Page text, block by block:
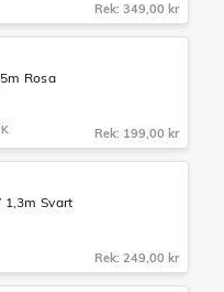
Rek: 349,00 kr
Rosa
Rek: 199,00 kr
1,3m Svart
Rek: 249,00 kr